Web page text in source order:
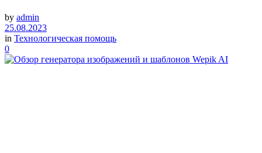
by admin
25.08.2023
in Технологическая помощь
0